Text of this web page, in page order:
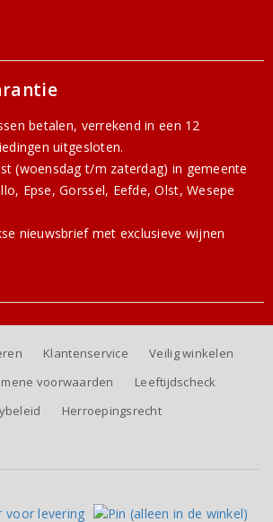
betalen, verrekend in een 12
uitgesloten.
(woensdag t/m zaterdag) in gemeente
Epse, Gorssel, Eefde, Olst, Wesepe
nieuwsbriefmet exclusieve wijnen
Klantenservice
Veilig winkelen
voorwaarden
Leeftijdscheck
Herroepingsrecht